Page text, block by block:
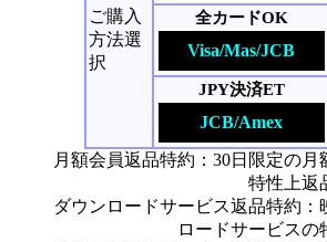
ご購入
方法選
択
全カードOK
Visa/Mas/JCB
JPY決済ET
JCB/Amex
月額会員返品特約：30日限定の
特性上返
ダウンロードサービス返品特約
ロードサービス